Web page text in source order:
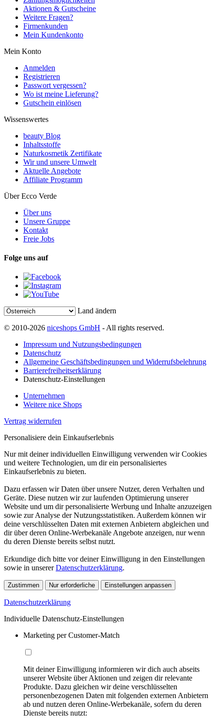
Aktionen & Gutscheine
Weitere Fragen?
Firmenkunden
Mein Kundenkonto
Mein Konto
Anmelden
Registrieren
Passwort vergessen?
Wo ist meine Lieferung?
Gutschein einlösen
Wissenswertes
beauty Blog
Inhaltsstoffe
Naturkosmetik Zertifikate
Wir und unsere Umwelt
Aktuelle Angebote
Affiliate Programm
Über Ecco Verde
Über uns
Unsere Gruppe
Kontakt
Freie Jobs
Folge uns auf
Land ändern
© 2010-2026 niceshops GmbH - All rights reserved.
Impressum und Nutzungsbedingungen
Datenschutz
Allgemeine Geschäftsbedingungen und Widerrufsbelehrung
Barrierefreiheitserklärung
Datenschutz-Einstellungen
Unternehmen
Weitere nice Shops
Vertrag widerrufen
Personalisiere dein Einkaufserlebnis
Nur mit deiner individuellen Einwilligung verwenden wir Cookies
und weitere Technologien, um dir ein personalisiertes
Einkaufserlebnis zu bieten.
Dazu erfassen wir Daten über unsere Nutzer, deren Verhalten und
Geräte. Diese nutzen wir zur laufenden Optimierung unserer
Website und um dir personalisierte Werbung und Inhalte anzuzeigen
sowie zur Analyse der Nutzungsstatistiken. Außerdem können wir
deine verschlüsselten Daten mit externen Anbietern abgleichen und
dir über deren Online-Werbekanäle Angebote anzeigen, nur wenn
du deren Dienste bereits selbst nutzt.
Erkundige dich bitte vor deiner Einwilligung in den Einstellungen
sowie in unsererDatenschutzerklärung.
Zustimmen Nur erforderliche Einstellungen anpassen
Datenschutzerklärung
Individuelle Datenschutz-Einstellungen
Marketing per Customer-Match
Mit deiner Einwilligung informieren wir dich auch abseits
unserer Website über Aktionen und zeigen dir relevante
Produkte. Dazu gleichen wir deine verschlüsselten
personenbezogenen Daten mit folgenden externen Anbietern
ab und nutzen deren Online-Werbekanäle, sofern du deren
Dienste bereits nutzt: